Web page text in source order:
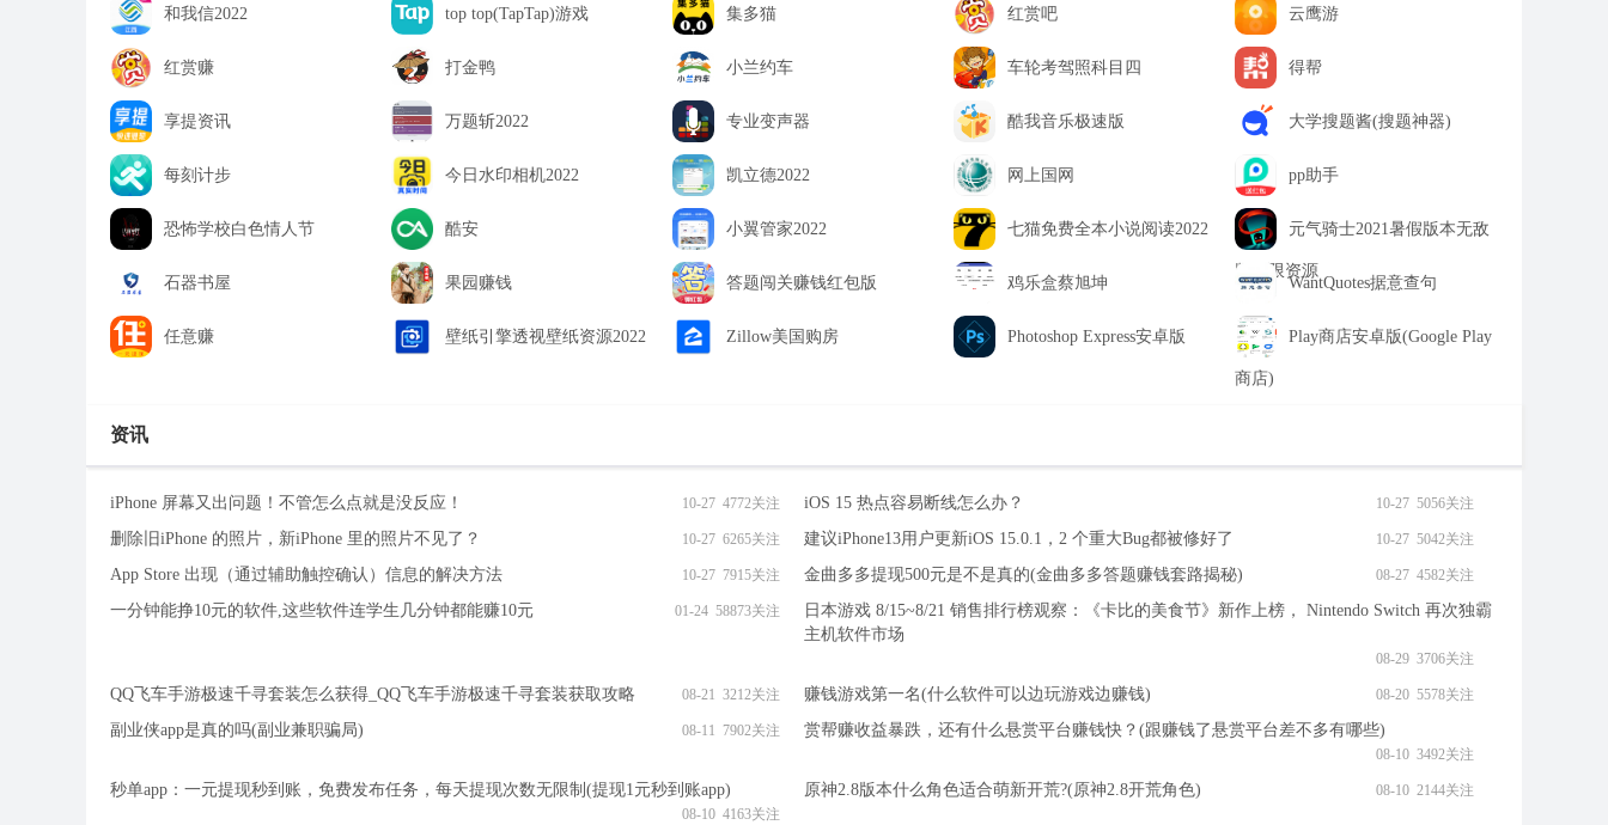
和我信2022 top top(TapTap)游戏 集多猫 红赏吧 云鹰游
红赏赚 打金鸭 小兰约车 车轮考驾照科目四 得帮
享提资讯 万题斩2022 专业变声器 酷我音乐极速版 大学搜题酱(搜题神器)
每刻计步 今日水印相机2022 凯立德2022 网上国网 pp助手
恐怖学校白色情人节 酷安 小翼管家2022 七猫免费全本小说阅读2022 元气骑士2021暑假版本无敌
版无限资源
石器书屋 果园赚钱 答题闯关赚钱红包版 鸡乐盒蔡旭坤 WantQuotes据意查句
任意赚 壁纸引擎透视壁纸资源2022 Zillow美国购房 Photoshop Express安卓版 Play商店安卓版(Google Play
商店)
资讯
iPhone 屏幕又出问题！不管怎么点就是没反应！ 10-27 4772关注 iOS 15 热点容易断线怎么办？ 10-27 5056关注
删除旧iPhone 的照片，新iPhone 里的照片不见了？ 10-27 6265关注 建议iPhone13用户更新iOS 15.0.1，2 个重大Bug都被修好了 10-27 5042关注
App Store 出现（通过辅助触控确认）信息的解决方法 10-27 7915关注 金曲多多提现500元是不是真的(金曲多多答题赚钱套路揭秘) 08-27 4582关注
一分钟能挣10元的软件,这些软件连学生几分钟都能赚10元 01-24 58873关注
日本游戏 8/15~8/21 销售排行榜观察：《卡比的美食节》新作上榜， Nintendo Switch 再次独霸
主机软件市场
08-29 3706关注
QQ飞车手游极速千寻套装怎么获得_QQ飞车手游极速千寻套装获取攻略 08-21 3212关注 赚钱游戏第一名(什么软件可以边玩游戏边赚钱) 08-20 5578关注
副业侠app是真的吗(副业兼职骗局) 08-11 7902关注 赏帮赚收益暴跌，还有什么悬赏平台赚钱快？(跟赚钱了悬赏平台差不多有哪些)
08-10 3492关注
秒单app：一元提现秒到账，免费发布任务，每天提现次数无限制(提现1元秒到账app)
08-10 4163关注
原神2.8版本什么角色适合萌新开荒?(原神2.8开荒角色) 08-10 2144关注